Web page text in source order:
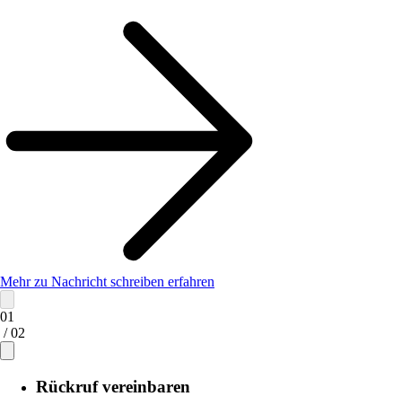
Mehr zu Nachricht schreiben erfahren
01
/ 02
Rückruf vereinbaren